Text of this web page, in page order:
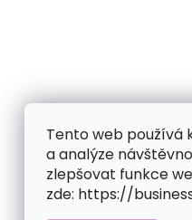
Tento web používá
a analýze
zlepšovat funkce
zde: https://